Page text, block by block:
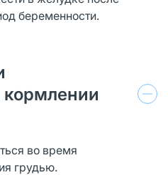
беременности.
во время
грудью.